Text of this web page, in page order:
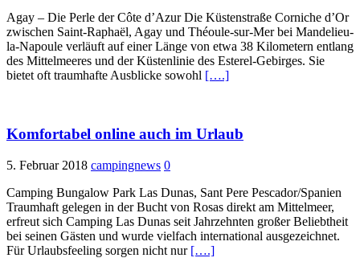
Agay – Die Perle der Côte d’Azur Die Küstenstraße Corniche d’Or
zwischen Saint-Raphaël, Agay und Théoule-sur-Mer bei Mandelieu-
la-Napoule verläuft auf einer Länge von etwa 38 Kilometern entlang
des Mittelmeeres und der Küstenlinie des Esterel-Gebirges. Sie
bietet oft traumhafte Ausblicke sowohl [….]
Komfortabel online auch im Urlaub
5. Februar 2018 campingnews 0
Camping Bungalow Park Las Dunas, Sant Pere Pescador/Spanien
Traumhaft gelegen in der Bucht von Rosas direkt am Mittelmeer,
erfreut sich Camping Las Dunas seit Jahrzehnten großer Beliebtheit
bei seinen Gästen und wurde vielfach international ausgezeichnet.
Für Urlaubsfeeling sorgen nicht nur [….]